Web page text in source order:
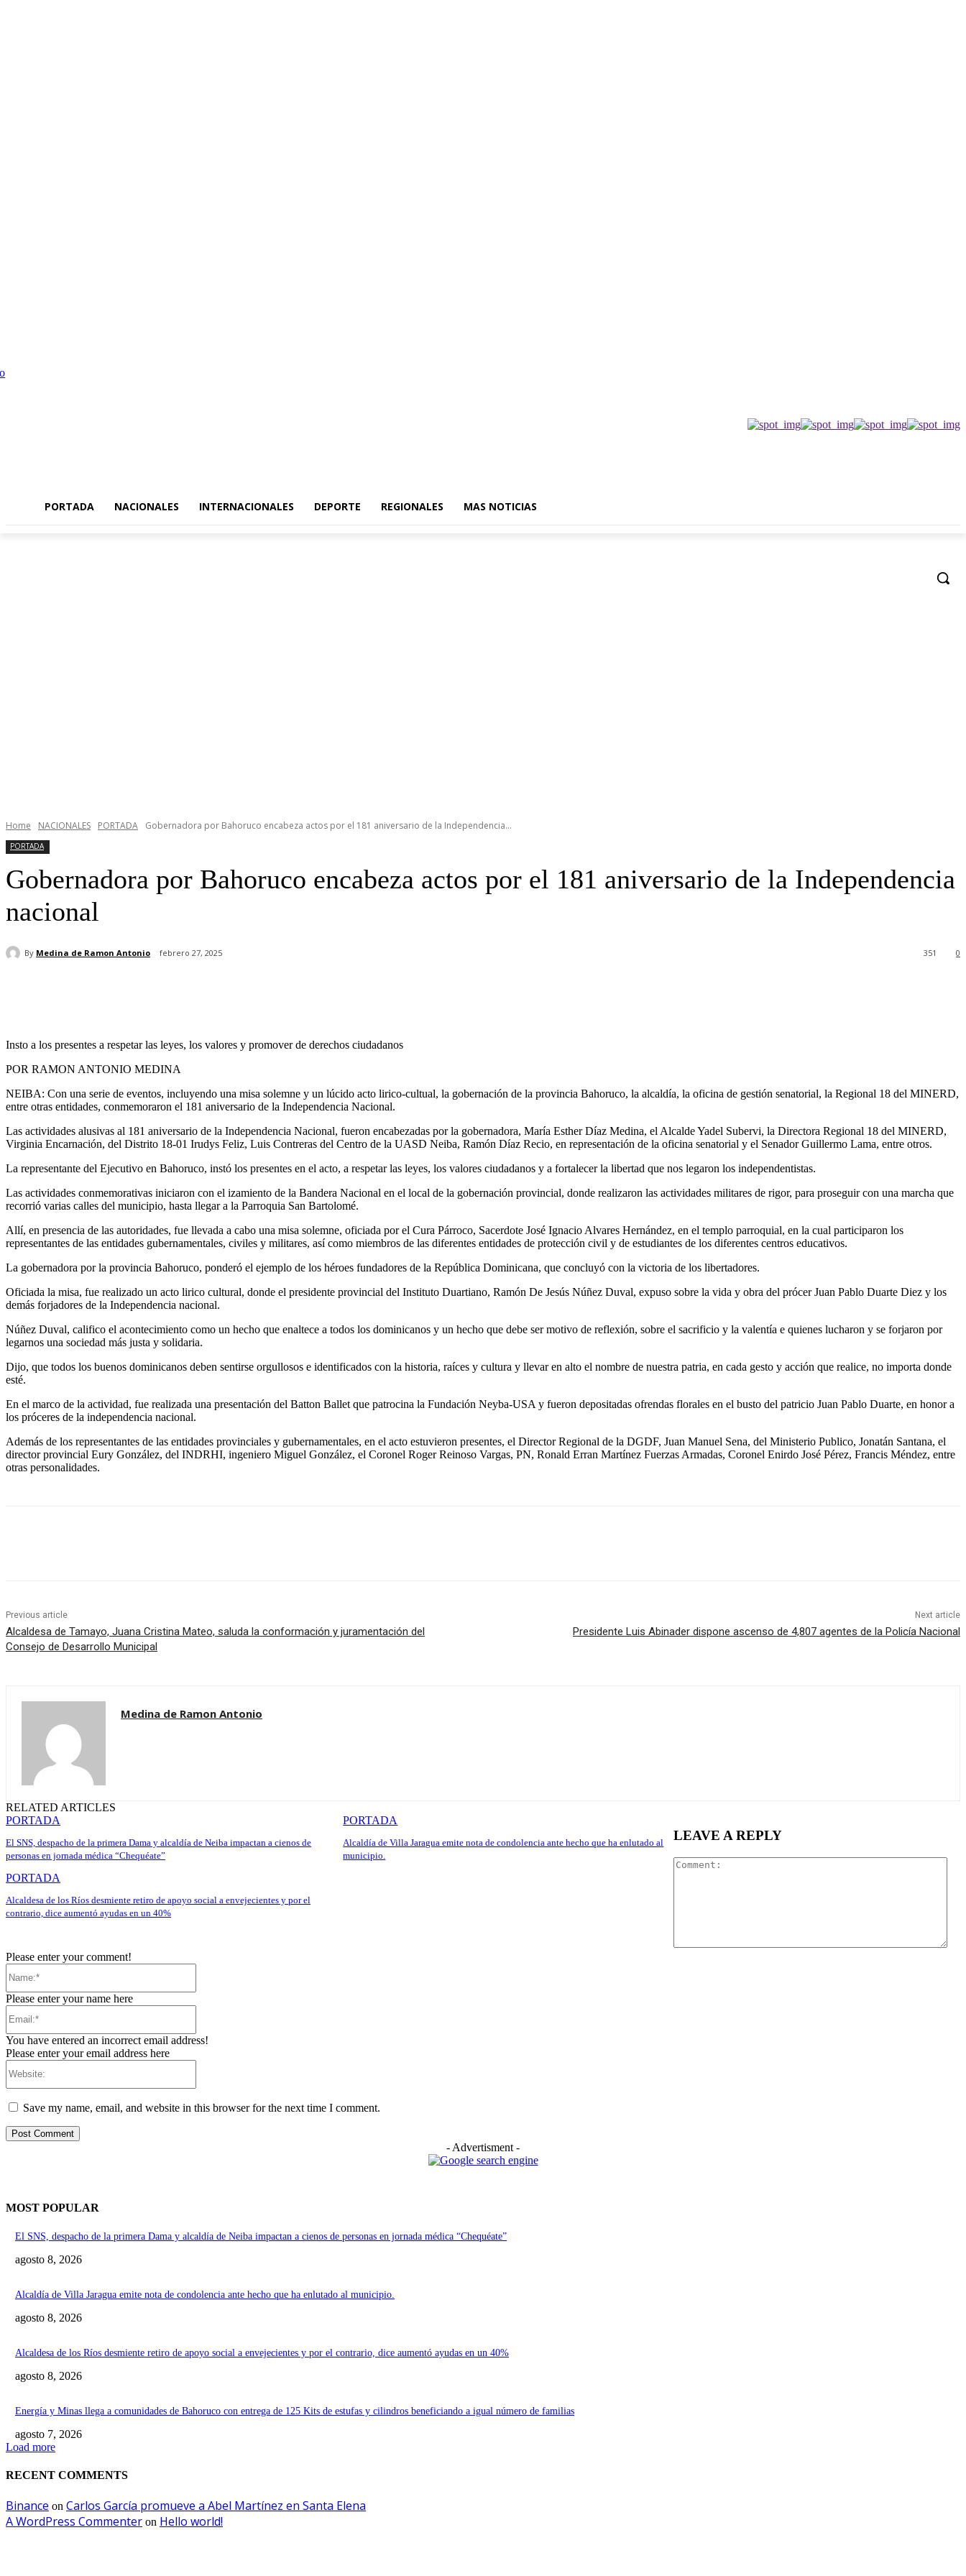
PORTADA NACIONALES INTERNACIONALES DEPORTE REGIONALES MAS NOTICIAS
Home NACIONALES PORTADA Gobernadora por Bahoruco encabeza actos por el 181 aniversario de la Independencia...
PORTADA
Gobernadora por Bahoruco encabeza actos por el 181 aniversario de la Independencia
nacional
By Medina de Ramon Antonio febrero 27, 2025 0
351
Insto a los presentes a respetar las leyes, los valores y promover de derechos ciudadanos
POR RAMON ANTONIO MEDINA
NEIBA: Con una serie de eventos, incluyendo una misa solemne y un lúcido acto lirico-cultual, la gobernación de la provincia Bahoruco, la alcaldía, la oficina de gestión senatorial, la Regional 18 del MINERD,
entre otras entidades, conmemoraron el 181 aniversario de la Independencia Nacional.
Las actividades alusivas al 181 aniversario de la Independencia Nacional, fueron encabezadas por la gobernadora, María Esther Díaz Medina, el Alcalde Yadel Subervi, la Directora Regional 18 del MINERD,
Virginia Encarnación, del Distrito 18-01 Irudys Feliz, Luis Contreras del Centro de la UASD Neiba, Ramón Díaz Recio, en representación de la oficina senatorial y el Senador Guillermo Lama, entre otros.
La representante del Ejecutivo en Bahoruco, instó los presentes en el acto, a respetar las leyes, los valores ciudadanos y a fortalecer la libertad que nos legaron los independentistas.
Las actividades conmemorativas iniciaron con el izamiento de la Bandera Nacional en el local de la gobernación provincial, donde realizaron las actividades militares de rigor, para proseguir con una marcha que
recorrió varias calles del municipio, hasta llegar a la Parroquia San Bartolomé.
Allí, en presencia de las autoridades, fue llevada a cabo una misa solemne, oficiada por el Cura Párroco, Sacerdote José Ignacio Alvares Hernández, en el templo parroquial, en la cual participaron los
representantes de las entidades gubernamentales, civiles y militares, así como miembros de las diferentes entidades de protección civil y de estudiantes de los diferentes centros educativos.
La gobernadora por la provincia Bahoruco, ponderó el ejemplo de los héroes fundadores de la República Dominicana, que concluyó con la victoria de los libertadores.
Oficiada la misa, fue realizado un acto lirico cultural, donde el presidente provincial del Instituto Duartiano, Ramón De Jesús Núñez Duval, expuso sobre la vida y obra del prócer Juan Pablo Duarte Diez y los
demás forjadores de la Independencia nacional.
Núñez Duval, califico el acontecimiento como un hecho que enaltece a todos los dominicanos y un hecho que debe ser motivo de reflexión, sobre el sacrificio y la valentía e quienes lucharon y se forjaron por
legarnos una sociedad más justa y solidaria.
Dijo, que todos los buenos dominicanos deben sentirse orgullosos e identificados con la historia, raíces y cultura y llevar en alto el nombre de nuestra patria, en cada gesto y acción que realice, no importa donde
esté.
En el marco de la actividad, fue realizada una presentación del Batton Ballet que patrocina la Fundación Neyba-USA y fueron depositadas ofrendas florales en el busto del patricio Juan Pablo Duarte, en honor a
los próceres de la independencia nacional.
Además de los representantes de las entidades provinciales y gubernamentales, en el acto estuvieron presentes, el Director Regional de la DGDF, Juan Manuel Sena, del Ministerio Publico, Jonatán Santana, el
director provincial Eury González, del INDRHI, ingeniero Miguel González, el Coronel Roger Reinoso Vargas, PN, Ronald Erran Martínez Fuerzas Armadas, Coronel Enirdo José Pérez, Francis Méndez, entre
otras personalidades.
Previous article
Alcaldesa de Tamayo, Juana Cristina Mateo, saluda la conformación y juramentación del
Consejo de Desarrollo Municipal
Next article
Presidente Luis Abinader dispone ascenso de 4,807 agentes de la Policía Nacional
Medina de Ramon Antonio
RELATED ARTICLES
PORTADA
El SNS, despacho de la primera Dama y alcaldía de Neiba impactan a cienos de
personas en jornada médica “Chequéate”
PORTADA
Alcaldía de Villa Jaragua emite nota de condolencia ante hecho que ha enlutado al
municipio.
PORTADA
Alcaldesa de los Ríos desmiente retiro de apoyo social a envejecientes y por el
contrario, dice aumentó ayudas en un 40%
LEAVE A REPLY
Please enter your comment!
Please enter your name here
You have entered an incorrect email address!
Please enter your email address here
Save my name, email, and website in this browser for the next time I comment.
- Advertisment -
MOST POPULAR
El SNS, despacho de la primera Dama y alcaldía de Neiba impactan a cienos de personas en jornada médica “Chequéate”
agosto 8, 2026
Alcaldía de Villa Jaragua emite nota de condolencia ante hecho que ha enlutado al municipio.
agosto 8, 2026
Alcaldesa de los Ríos desmiente retiro de apoyo social a envejecientes y por el contrario, dice aumentó ayudas en un 40%
agosto 8, 2026
Energía y Minas llega a comunidades de Bahoruco con entrega de 125 Kits de estufas y cilindros beneficiando a igual número de familias
agosto 7, 2026
Load more
RECENT COMMENTS
Binance on Carlos García promueve a Abel Martínez en Santa Elena
A WordPress Commenter on Hello world!